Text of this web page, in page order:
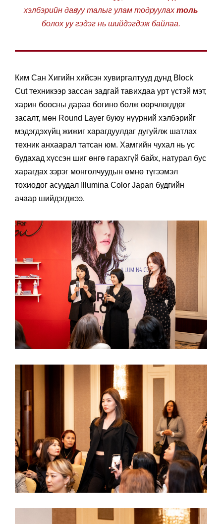
хэлбэрийн давуу талыг улам тодруулахтоль
болох уу гэдэг нь шийдэгдэж байлаа.
Ким Сан Хигийн хийсэн хувиргалтууд дунд Block
Cut техникээр зассан задгай тавихдаа урт үстэй мэт,
харин боосны дараа богино болж өөрчлөгддөг
засалт, мөн Round Layer буюу нүүрний хэлбэрийг
мэдэгдэхүйц жижиг харагдуулдаг дугуйлж шатлах
техник анхаарал татсан юм. Хамгийн чухал нь үс
будахад хүссэн шиг өнгө гарахгүй байх, натурал бус
харагдах зэрэг монголчуудын өмнө түгээмэл
тохиодог асуудал Illumina Color Japan будгийн
ачаар шийдэгджээ.